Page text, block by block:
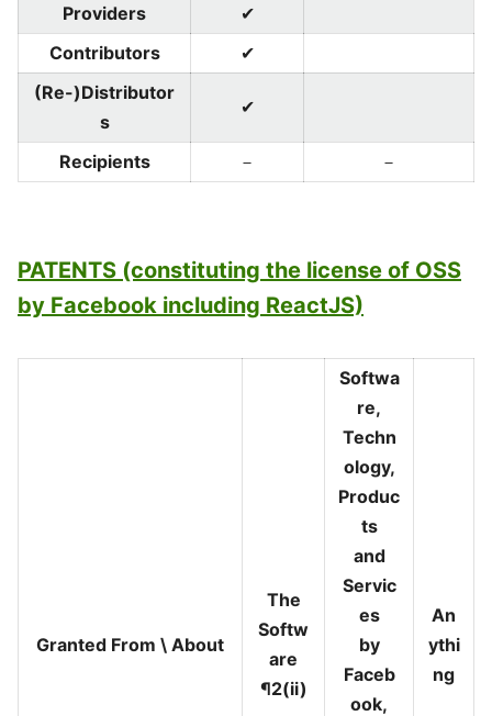
Providers
✔
Contributors
✔
(Re-)Distributor
s
✔
Recipients － －
PATENTS (constituting the license of OSS
by Facebook including ReactJS)
Granted From \ About
The
Softw
are
¶2(ii)
Softwa
re,
Techn
ology,
Produc
ts
and
Servic
es
by
Faceb
ook,
An
ythi
ng